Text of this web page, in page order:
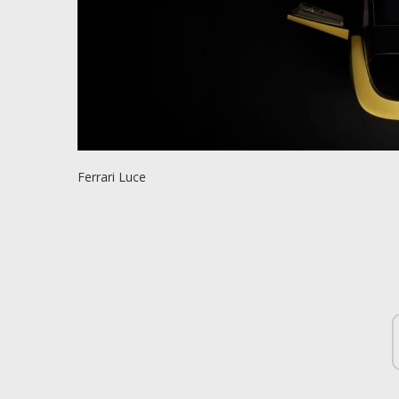
Ferrari Luce